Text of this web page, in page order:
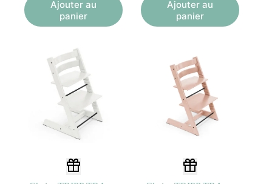
Ajouter au
panier
Ajouter au
panier